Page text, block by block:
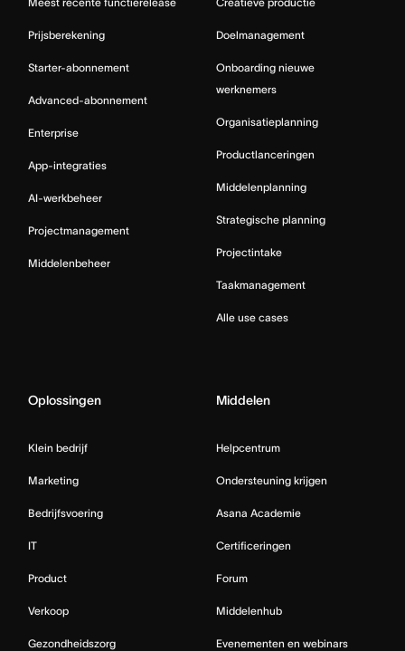
Meest recente functierelease
Prijsberekening
Starter-abonnement
Advanced-abonnement
Enterprise
App-integraties
AI-werkbeheer
Projectmanagement
Middelenbeheer
Creatieve productie
Doelmanagement
Onboarding nieuwe
werknemers
Organisatieplanning
Productlanceringen
Middelenplanning
Strategische planning
Projectintake
Taakmanagement
Alle use cases
Oplossingen
Klein bedrijf
Marketing
Bedrijfsvoering
IT
Product
Verkoop
Gezondheidszorg
Middelen
Helpcentrum
Ondersteuning krijgen
Asana Academie
Certificeringen
Forum
Middelenhub
Evenementen en webinars